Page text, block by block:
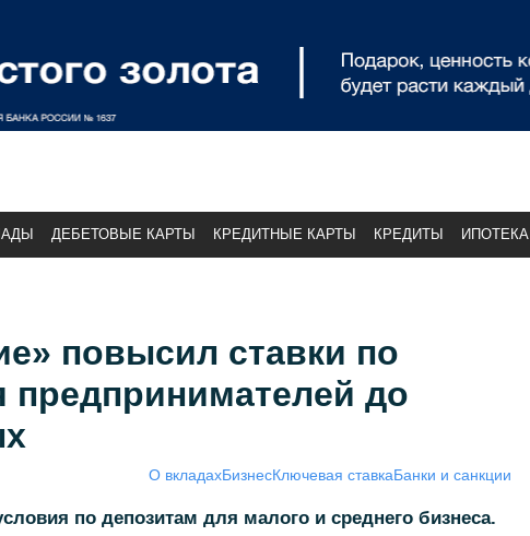
ДЕБЕТОВЫЕ КАРТЫ КРЕДИТНЫЕ КАРТЫ КРЕДИТЫ ИПОТЕКА
повысил ставки по
предпринимателей до
О вкладахБизнесКлючевая ставкаБанки и санкции
по депозитам для малого и среднего бизнеса.